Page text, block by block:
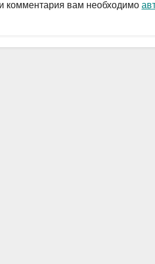
p
ть
комментария вам необходимо